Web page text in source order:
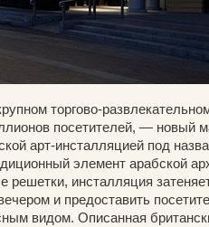
торгово-
посетителей, — новый
арт-инсталляцией под
элемент арабской
инсталляция
и предоставить
видом. Описанная